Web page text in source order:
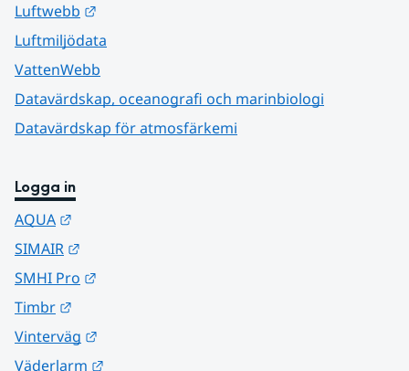
Luftwebb
Luftmiljödata
VattenWebb
Datavärdskap, oceanografi och marinbiologi
Datavärdskap för atmosfärkemi
Logga in
AQUA
SIMAIR
SMHI Pro
Timbr
Vinterväg
Väderlarm